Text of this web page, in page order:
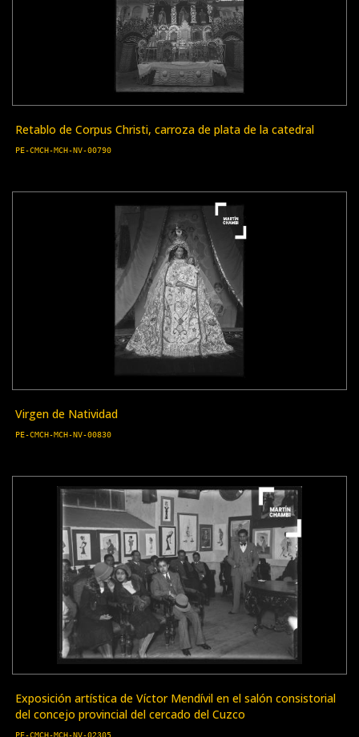
Retablo de Corpus Christi, carroza de plata de la catedral
PE-CMCH-MCH-NV-00790
Virgen de Natividad
PE-CMCH-MCH-NV-00830
Exposición artística de Víctor Mendívil en el salón consistorial
del concejo provincial del cercado del Cuzco
PE-CMCH-MCH-NV-02305